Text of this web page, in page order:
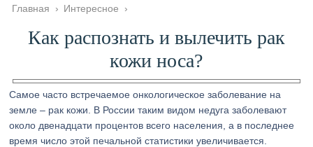
Главная › Интересное ›
Как распознать и вылечить рак
кожи носа?
Самое часто встречаемое онкологическое заболевание на
земле – рак кожи. В России таким видом недуга заболевают
около двенадцати процентов всего населения, а в последнее
время число этой печальной статистики увеличивается.